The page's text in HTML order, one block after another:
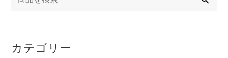
カテゴリー